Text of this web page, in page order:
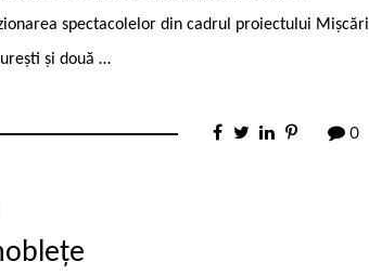
spectacolelor din cadrul proiectului Mișcări
și două …
0